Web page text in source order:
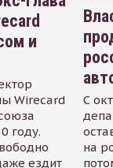
и
Wirecard
году.
ездит
С
на